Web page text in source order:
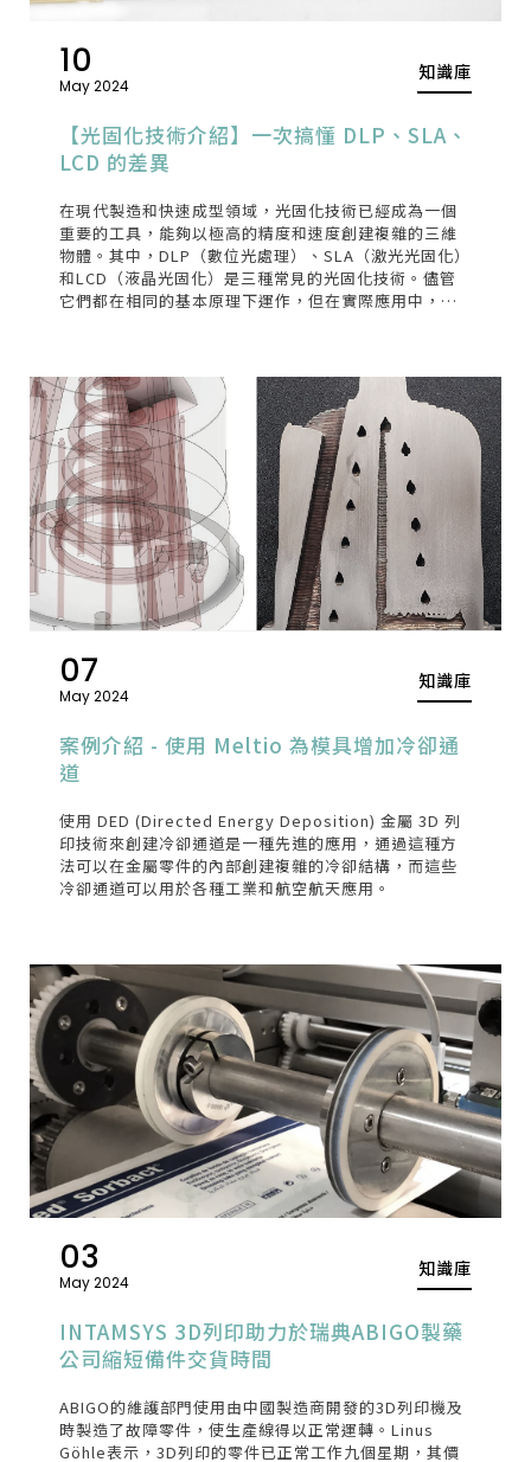
10
May 2024
知識庫
【光固化技術介紹】一次搞懂 DLP、SLA、
LCD 的差異
在現代製造和快速成型領域，光固化技術已經成為一個
重要的工具，能夠以極高的精度和速度創建複雜的三維
物體。其中，DLP（數位光處理）、SLA（激光光固化）
和LCD（液晶光固化）是三種常見的光固化技術。儘管
它們都在相同的基本原理下運作，但在實際應用中，它
07
May 2024
知識庫
案例介紹 - 使用 Meltio 為模具增加冷卻通
道
使用 DED (Directed Energy Deposition) 金屬 3D 列
印技術來創建冷卻通道是一種先進的應用，通過這種方
法可以在金屬零件的內部創建複雜的冷卻結構，而這些
冷卻通道可以用於各種工業和航空航天應用。
03
May 2024
知識庫
INTAMSYS 3D列印助力於瑞典ABIGO製藥
公司縮短備件交貨時間
ABIGO的維護部門使用由中國製造商開發的3D列印機及
時製造了故障零件，使生產線得以正常運轉。Linus
Göhle表示，3D列印的零件已正常工作九個星期，其價